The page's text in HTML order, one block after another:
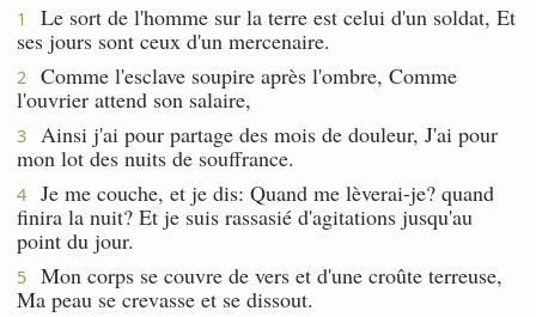
1
Le sort de l'homme sur la terre est celui d'un soldat, Et
ses jours sont ceux d'un mercenaire.
2
Comme l'esclave soupire après l'ombre, Comme
l'ouvrier attend son salaire,
3
Ainsi j'ai pour partage des mois de douleur, J'ai pour
mon lot des nuits de souffrance.
4
Je me couche, et je dis: Quand me lèverai-je? quand
finira la nuit? Et je suis rassasié d'agitations jusqu'au
point du jour.
5
Mon corps se couvre de vers et d'une croûte terreuse,
Ma peau se crevasse et se dissout.